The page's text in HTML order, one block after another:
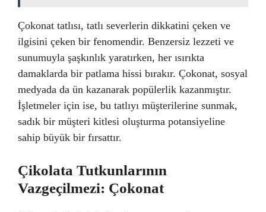
Çokonat tatlısı, tatlı severlerin dikkatini çeken ve
ilgisini çeken bir fenomendir. Benzersiz lezzeti ve
sunumuyla şaşkınlık yaratırken, her ısırıkta
damaklarda bir patlama hissi bırakır. Çokonat, sosyal
medyada da ün kazanarak popülerlik kazanmıştır.
İşletmeler için ise, bu tatlıyı müşterilerine sunmak,
sadık bir müşteri kitlesi oluşturma potansiyeline
sahip büyük bir fırsattır.
Çikolata Tutkunlarının
Vazgeçilmezi: Çokonat